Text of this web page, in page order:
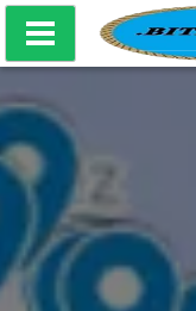
Bitácora Producciones